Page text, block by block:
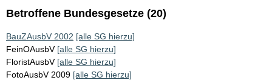
Betroffene Bundesgesetze (20)
BauZAusbV 2002 [alle SG hierzu]
FeinOAusbV [alle SG hierzu]
FloristAusbV [alle SG hierzu]
FotoAusbV 2009 [alle SG hierzu]